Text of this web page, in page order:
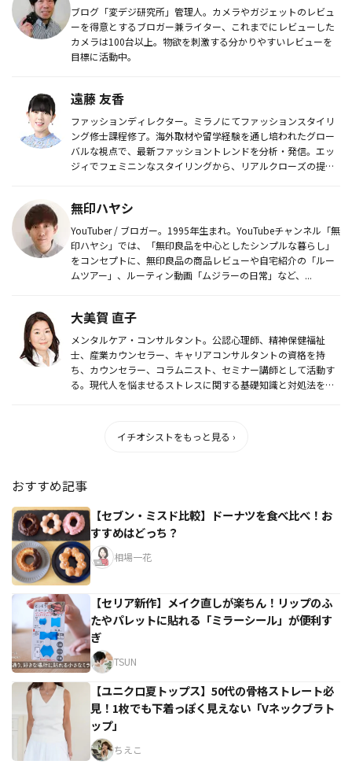
ブログ「変デジ研究所」管理人。カメラやガジェットのレビュ
ーを得意とするブロガー兼ライター、これまでにレビューした
カメラは100台以上。物欲を刺激する分かりやすいレビューを
目標に活動中。
遠藤 友香
ファッションディレクター。ミラノにてファッションスタイリ
ング修士課程修了。海外取材や留学経験を通し培われたグロー
バルな視点で、最新ファッショントレンドを分析・発信。エッ
ジィでフェミニンなスタイリングから、リアルクローズの提
無印ハヤシ
YouTuber / ブロガー。1995年生まれ。YouTubeチャンネル「無
印ハヤシ」では、「無印良品を中心としたシンプルな暮らし」
をコンセプトに、無印良品の商品レビューや自宅紹介の「ルー
ムツアー」、ルーティン動画「ムジラーの日常」など、...
大美賀 直子
メンタルケア・コンサルタント。公認心理師、精神保健福祉
士、産業カウンセラー、キャリアコンサルタントの資格を持
ち、カウンセラー、コラムニスト、セミナー講師として活動す
る。現代人を悩ませるストレスに関する基礎知識と対処法を解
イチオシストをもっと見る ›
おすすめ記事
【セブン・ミスド比較】ドーナツを食べ比べ！お
すすめはどっち？
相場一花
【セリア新作】メイク直しが楽ちん！リップのふ
たやパレットに貼れる「ミラーシール」が便利す
ぎ
TSUN
【ユニクロ夏トップス】50代の骨格ストレート必
見！1枚でも下着っぽく見えない「Vネックブラト
ップ」
ちえこ